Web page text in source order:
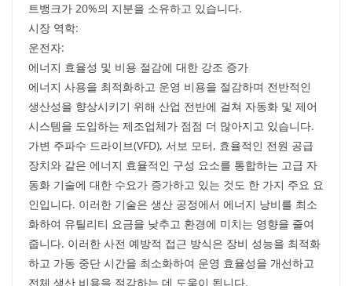
트뱅크가 20%의 지분을 소유하고 있습니다.
시장 역학:
운전자:
에너지 효율성 및 비용 절감에 대한 강조 증가
에너지 사용을 최적화하고 운영 비용을 절감하며 전반적인
생산성을 향상시키기 위해 산업 전반에 걸쳐 자동화 및 제어
시스템을 도입하는 제조업체가 점점 더 많아지고 있습니다.
가변 주파수 드라이브(VFD), 서보 모터, 효율적인 전원 공급
장치와 같은 에너지 효율적인 구성 요소를 통합하는 고급 자
동화 기술에 대한 수요가 증가하고 있는 것도 한 가지 주요 요
인입니다. 이러한 기술은 생산 공정에서 에너지 낭비를 최소
화하여 유틸리티 요금을 낮추고 환경에 미치는 영향을 줄여
줍니다. 이러한 사전 예방적 접근 방식은 장비 성능을 최적화
하고 가동 중단 시간을 최소화하여 운영 효율성을 개선하고
전체 생산 비용을 절감하는 데 도움이 됩니다.